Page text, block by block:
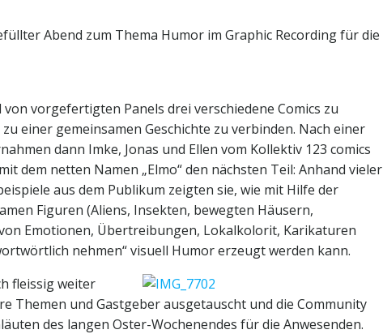
Abend zum Thema Humor im Graphic Recording für die
von vorgefertigten Panels drei verschiedene Comics zu
einer gemeinsamen Geschichte zu verbinden. Nach einer
dann Imke, Jonas und Ellen vom Kollektiv 123 comics
dem netten Namen „Elmo“ den nächsten Teil: Anhand vieler
aus dem Publikum zeigten sie, wie mit Hilfe der
Figuren (Aliens, Insekten, bewegten Häusern,
Emotionen, Übertreibungen, Lokalkolorit, Karikaturen
nehmen“ visuell Humor erzeugt werden kann.
fleissig weiter
Themen und Gastgeber ausgetauscht und die Community
des langen Oster-Wochenendes für die Anwesenden.